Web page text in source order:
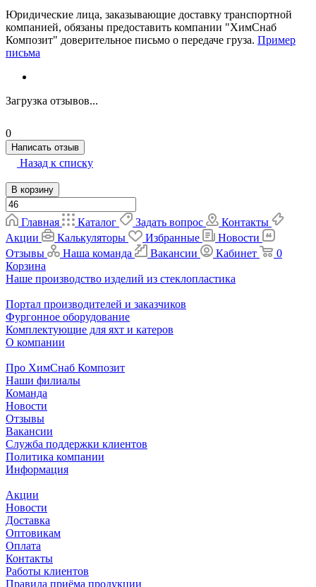
Юридические лица, заказывающие доставку транспортной
компанией, обязаны предоставить компании "ХимСнаб
Композит" доверительное письмо о передаче груза. Пример
письма
Загрузка отзывов...
0
Написать отзыв
Назад к списку
В корзину
Главная Каталог Задать вопрос
Контакты
Акции
Калькуляторы Избранные
Новости
Отзывы
Наша команда Вакансии Кабинет
0
Корзина
Наше производство изделий из стеклопластика
Портал производителей и заказчиков
Фургонное оборудование
Комплектующие для яхт и катеров
О компании
Про ХимСнаб Композит
Наши филиалы
Команда
Новости
Отзывы
Вакансии
Служба поддержки клиентов
Политика компании
Информация
Акции
Новости
Доставка
Оптовикам
Оплата
Контакты
Работы клиентов
Правила приёма продукции